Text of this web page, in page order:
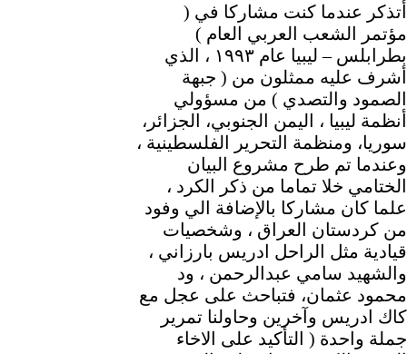
أتذكر عندما كنت مشاركا في (
مؤتمر الشعب العربي العام )
بطرابلس – ليبيا عام ١٩٩٣ ، الذي
أشرف عليه ممثلون من ( جبهة
الصمود والتصدي ) من مسؤولي
أنظمة ليبيا ، اليمن الجنوبي، الجزائر،
سوريا، ومنظمة التحرير الفلسطينية ،
وعندما تم طرح مشروع البيان
الختامي خلا تماما من ذكر الكرد ،
علما كان مشاركا بالإضافة الي وفود
من كردستان العراق ، وشخصيات
قيادية مثل الراحل ادريس بارزاني ،
والشهيد سامي عبدالرحمن ، ود
محمود عثمان، فتباحث على عجل مع
كاك ادريس وآخرين وحاولنا تمرير
جملة واحدة ( التأكيد على الاخاء